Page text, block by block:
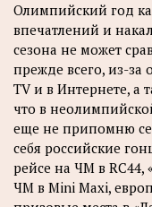
Олимпийский год
впечатлений и
сезона не может
прежде всего, из-за
TV и в Интернете, а
что в
еще не припомню
себя российские
рейсе на ЧМ в RC44,
ЧМ в Mini Maxi,